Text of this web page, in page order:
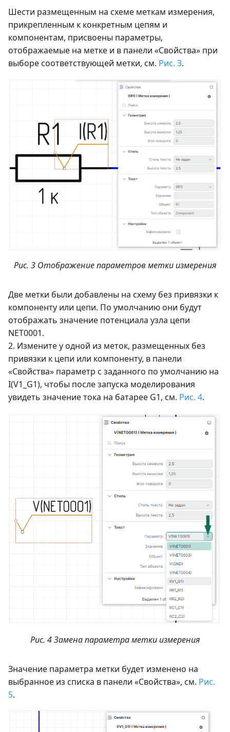
Шести размещенным на схеме меткам измерения,
прикрепленным к конкретным цепям и
компонентам, присвоены параметры,
отображаемые на метке и в панели «Свойства» при
выборе соответствующей метки, см. Рис. 3.
Рис. 3 Отображение параметров метки измерения
Две метки были добавлены на схему без привязки к
компоненту или цепи. По умолчанию они будут
отображать значение потенциала узла цепи
NET0001.
2. Измените у одной из меток, размещенных без
привязки к цепи или компоненту, в панели
«Свойства» параметр с заданного по умолчанию на
I(V1_G1), чтобы после запуска моделирования
увидеть значение тока на батарее G1, см. Рис. 4.
Рис. 4 Замена параметра метки измерения
Значение параметра метки будет изменено на
выбранное из списка в панели «Свойства», см. Рис.
5.